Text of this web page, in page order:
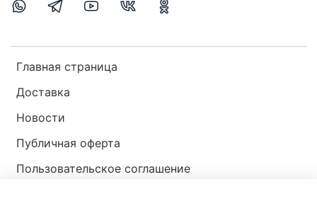
Главная страница
Доставка
Новости
Публичная оферта
Пользовательское соглашение